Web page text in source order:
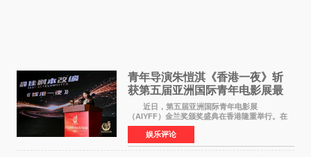
青年导演朱愷淇《香港一夜》斩
获第五届亚洲国际青年电影展最
佳剧本改编奖
近日，第五届亚洲国际青年电影展
（AIYFF）金兰奖颁奖盛典在香港隆重举行。在
这场汇聚数百位海内外电影人、文化界人士及媒
体代表的亚洲青年影视盛会上，香港本土电影
《香港一夜》（Dawn in Ho
娱乐评论